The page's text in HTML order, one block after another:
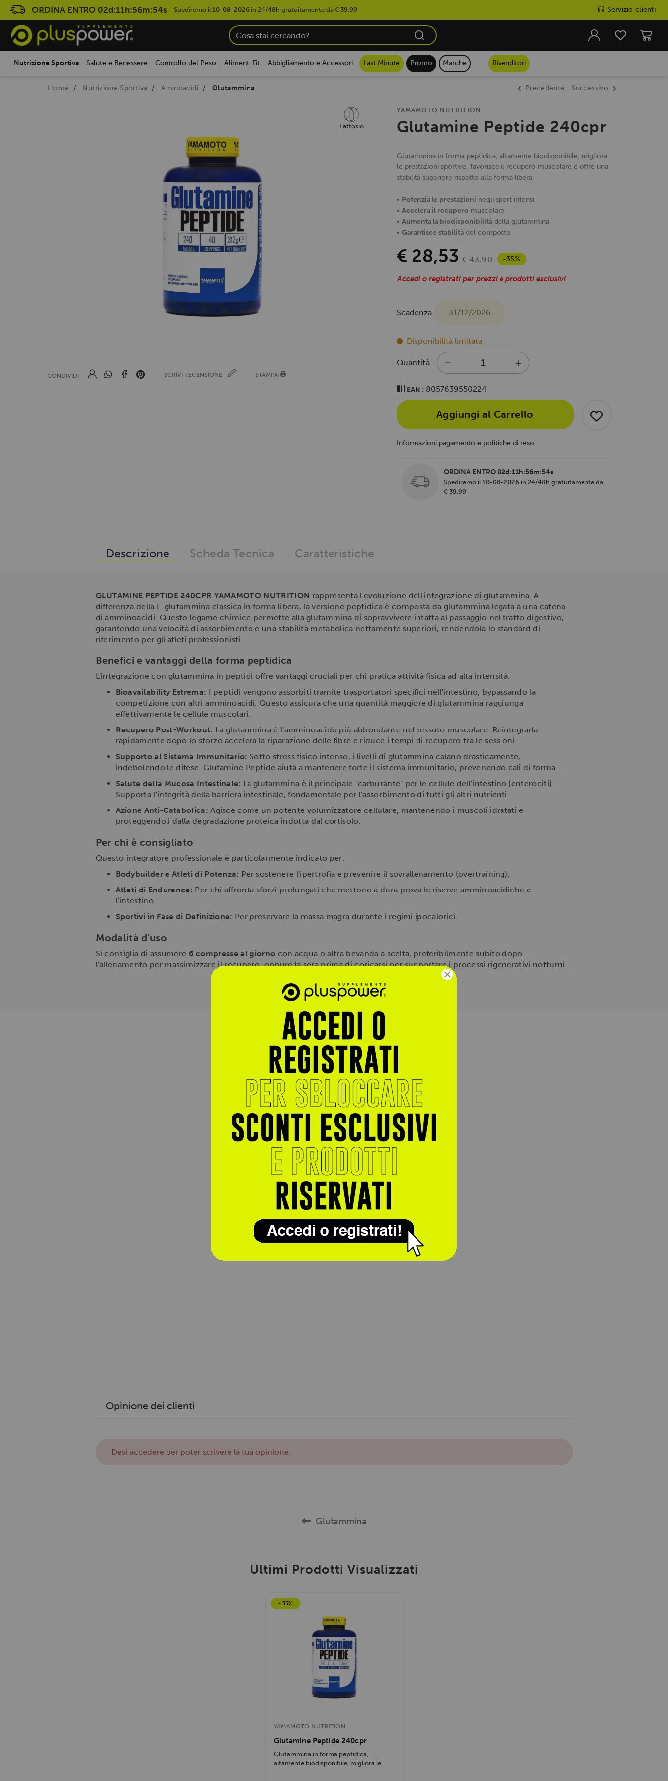
×
ORDINA ENTRO 02d:11h:56m:53s Spediremo il 10-08-2026 in 24/48h gratuitamente da € 39,99 Servizio clienti
Nutrizione Sportiva Salute e Benessere Controllo del Peso Alimenti Fit Abbigliamento e Accessori Last Minute Promo Marche Rivenditori
Home Nutrizione Sportiva Aminoacidi Glutammina Precedente Successivo
Lattosio
CONDIVIDI SCRIVI RECENSIONE STAMPA
YAMAMOTO NUTRITION
Glutamine Peptide 240cpr
Glutammina in forma peptidica, altamente biodisponibile, migliora
le prestazioni sportive, favorisce il recupero muscolare e offre una
stabilità superiore rispetto alla forma libera.
• Potenzia le prestazioni negli sport intensi
• Accelera il recupero muscolare
• Aumenta la biodisponibilitàdella glutammina
• Garantisce stabilitàdel composto
€ 28,53 € 43,90 -35%
Accedi o registrati per prezzi e prodotti esclusivi
Scadenza 31/12/2026
Disponibilità limitata
Quantità
EAN : 8057639550224
Aggiungi al Carrello
Informazioni pagamento e politiche di reso
ORDINA ENTRO 02d:11h:56m:53s
Spediremo il 10-08-2026 in 24/48h gratuitamente da
€ 39,99
Descrizione Scheda Tecnica Caratteristiche
GLUTAMINE PEPTIDE 240CPR YAMAMOTO NUTRITION rappresenta l'evoluzione dell'integrazione di glutammina. A
differenza della L-glutammina classica in forma libera, la versione peptidica è composta da glutammina legata a una catena
di amminoacidi. Questo legame chimico permette alla glutammina di sopravvivere intatta al passaggio nel tratto digestivo,
garantendo una velocità di assorbimento e una stabilità metabolica nettamente superiori, rendendola lo standard di
riferimento per gli atleti professionisti.
Benefici e vantaggi della forma peptidica
L'integrazione con glutammina in peptidi offre vantaggi cruciali per chi pratica attività fisica ad alta intensità:
Bioavailability Estrema: I peptidi vengono assorbiti tramite trasportatori specifici nell'intestino, bypassando la
competizione con altri amminoacidi. Questo assicura che una quantità maggiore di glutammina raggiunga
effettivamente le cellule muscolari.
Recupero Post-Workout: La glutammina è l'amminoacido più abbondante nel tessuto muscolare. Reintegrarla
rapidamente dopo lo sforzo accelera la riparazione delle fibre e riduce i tempi di recupero tra le sessioni.
Supporto al Sistema Immunitario: Sotto stress fisico intenso, i livelli di glutammina calano drasticamente,
indebolendo le difese. Glutamine Peptide aiuta a mantenere forte il sistema immunitario, prevenendo cali di forma.
Salute della Mucosa Intestinale: La glutammina è il principale "carburante" per le cellule dell'intestino (enterociti).
Supporta l'integrità della barriera intestinale, fondamentale per l'assorbimento di tutti gli altri nutrienti.
Azione Anti-Catabolica: Agisce come un potente volumizzatore cellulare, mantenendo i muscoli idratati e
proteggendoli dalla degradazione proteica indotta dal cortisolo.
Per chi è consigliato
Questo integratore professionale è particolarmente indicato per:
Bodybuilder e Atleti di Potenza: Per sostenere l'ipertrofia e prevenire il sovrallenamento (overtraining).
Atleti di Endurance: Per chi affronta sforzi prolungati che mettono a dura prova le riserve amminoacidiche e
l'intestino.
Sportivi in Fase di Definizione: Per preservare la massa magra durante i regimi ipocalorici.
Modalità d'uso
Si consiglia di assumere 6 compresse al giorno con acqua o altra bevanda a scelta, preferibilmente subito dopo
l'allenamento per massimizzare il recupero, oppure la sera prima di coricarsi per supportare i processi rigenerativi notturni.
Opinione dei clienti
Devi accedere per poter scrivere la tua opinione.
Glutammina
Ultimi Prodotti Visualizzati
- 35%
YAMAMOTO NUTRITION
Glutamine Peptide 240cpr
Glutammina in forma peptidica,
altamente biodisponibile, migliora le